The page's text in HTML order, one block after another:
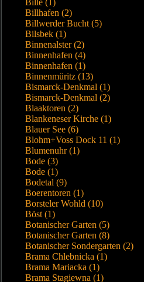
Bille (1)
Billhafen (2)
Billwerder Bucht (5)
Bilsbek (1)
Binnenalster (2)
Binnenhafen (4)
Binnenhafen (1)
Binnenmüritz (13)
Bismarck-Denkmal (1)
Bismarck-Denkmal (2)
Blaaktoren (2)
Blankeneser Kirche (1)
Blauer See (6)
Blohm+Voss Dock 11 (1)
Blumenuhr (1)
Bode (3)
Bode (1)
Bodetal (9)
Boerentoren (1)
Borsteler Wohld (10)
Böst (1)
Botanischer Garten (5)
Botanischer Garten (8)
Botanischer Sondergarten (2)
Brama Chlebnicka (1)
Brama Mariacka (1)
Brama Stagiewna (1)